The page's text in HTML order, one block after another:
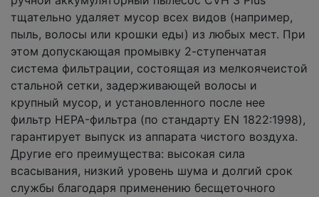
тщательно удаляет мусор всех видов (например,
пыль, волосы или крошки еды) из любых мест. При
этом допускающая промывку 2-ступенчатая
система фильтрации, состоящая из мелкоячеистой
стальной сетки, задерживающей волосы и
крупный мусор, и установленного после нее
фильтр HEPA-фильтра (по стандарту EN 1822:1998),
гарантирует выпуск из аппарата чистого воздуха.
Другие его преимущества: высокая сила
всасывания, низкий уровень шума и долгий срок
службы благодаря применению бесщеточного